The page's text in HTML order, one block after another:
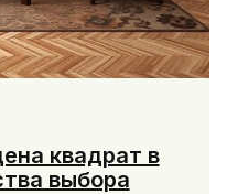
квадрат в
выбора